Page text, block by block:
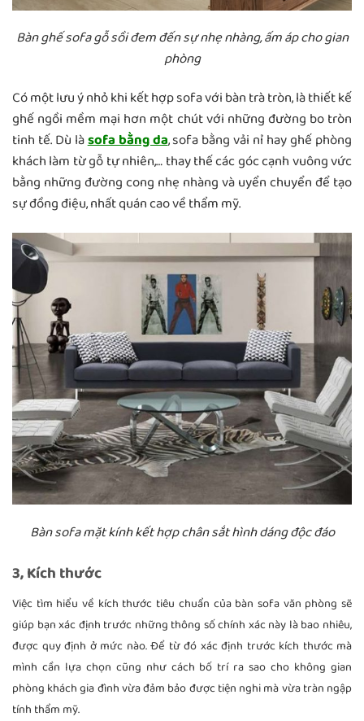
Bàn ghế sofa gỗ sồi đem đến sự nhẹ nhàng, ấm áp cho gian
phòng
Có một lưu ý nhỏ khi kết hợp sofa với bàn trà tròn, là thiết kế
ghế ngồi mềm mại hơn một chút với những đường bo tròn
tinh tế. Dù làsofa bằng da, sofa bằng vải nỉ hay ghế phòng
khách làm từ gỗ tự nhiên,… thay thế các góc cạnh vuông vức
bằng những đường cong nhẹ nhàng và uyển chuyển để tạo
sự đồng điệu, nhất quán cao về thẩm mỹ.
Bàn sofa mặt kính kết hợp chân sắt hình dáng độc đáo
3, Kích thước
Việc tìm hiểu về kích thước tiêu chuẩn của bàn sofa văn phòng sẽ
giúp bạn xác định trước những thông số chính xác này là bao nhiêu,
được quy định ở mức nào. Để từ đó xác định trước kích thước mà
mình cần lựa chọn cũng như cách bố trí ra sao cho không gian
phòng khách gia đình vừa đảm bảo được tiện nghi mà vừa tràn ngập
tính thẩm mỹ.